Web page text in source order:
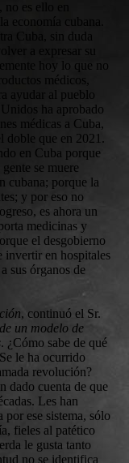
economía cubana.
Cuba, sin duda
a expresar su
hoy lo que no
médicos,
ayudar al pueblo
ha aprobado
médicas a Cuba,
doble que en 2021.
en Cuba porque
se muere
cubana; porque la
y por eso no
es ahora un
medicinas y
el desgobierno
invertir en hospitales
sus órganos de
, continuó el Sr.
un modelo de
. ¿Cómo sabe de qué
le ha ocurrido
revolución?
dado cuenta de que
Les han
ese sistema, sólo
fieles al patético
le gusta tanto
no se identifica